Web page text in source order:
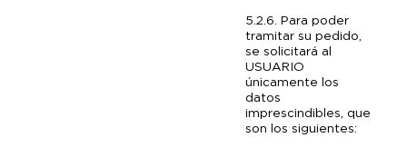
5.2.6. Para poder
tramitar su pedido,
se solicitará al
USUARIO
únicamente los
datos
imprescindibles, que
son los siguientes: